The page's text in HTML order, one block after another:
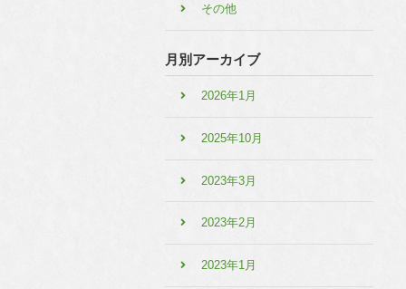
その他
月別アーカイブ
2026年1月
2025年10月
2023年3月
2023年2月
2023年1月